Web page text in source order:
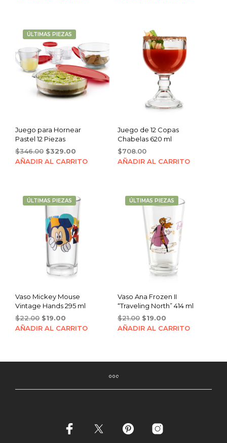
ÚLTIMAS PIEZAS
Juego para Hornear
Pastel 12 Piezas
$346.00 Original
price
$329.00
price
AÑADIR AL CARRITO
Juego de 12 Copas
Chabelas 620 ml
$708.00
AÑADIR AL CARRITO
ÚLTIMAS PIEZAS
Vaso Mickey Mouse
Vintage Hands 295 ml
$22.00 Original
price
$19.00
price
AÑADIR AL CARRITO
ÚLTIMAS PIEZAS
Vaso Ana Frozen II
“Traveling North” 414 ml
$21.00 Original
price
$19.00Current
price
AÑADIR AL CARRITO